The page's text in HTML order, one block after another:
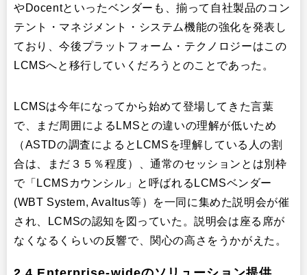
やDocentといったベンダーも、揃って自社製品のコン
テント・マネジメント・システム機能の強化を発表し
ており、今後プラットフォーム・テクノロジーはこの
LCMSへと移行していくだろうとのことであった。
LCMSは今年になってから始めて登場してきた言葉
で、まだ周囲によるLMSとの違いの理解が低いため
（ASTDの調査によるとLCMSを理解している人の割
合は、まだ３５％程度）、通常のセッションとは別枠
で「LCMSカウンシル」と呼ばれるLCMSベンダー
(WBT System, Avaltus等）を一同に集めた説明会が催
され、LCMSの認知を図っていた。説明会は座る席が
なくなるくらいの反響で、関心の高さをうかがえた。